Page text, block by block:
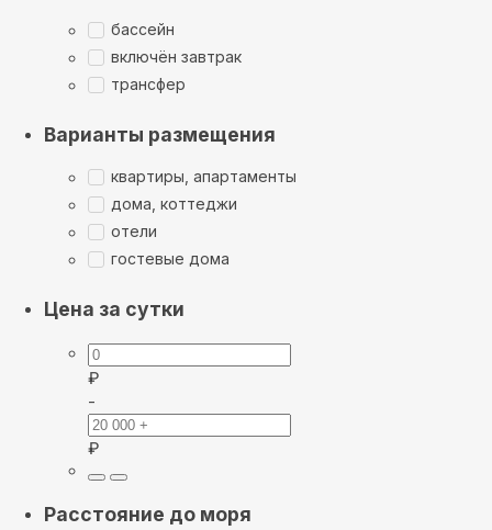
бассейн
включён завтрак
трансфер
Варианты размещения
квартиры, апартаменты
дома, коттеджи
отели
гостевые дома
Цена за сутки
₽
-
₽
Расстояние до моря